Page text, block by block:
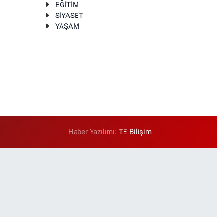
EĞİTİM
SİYASET
YAŞAM
Haber Yazılımı:TE Bilişim